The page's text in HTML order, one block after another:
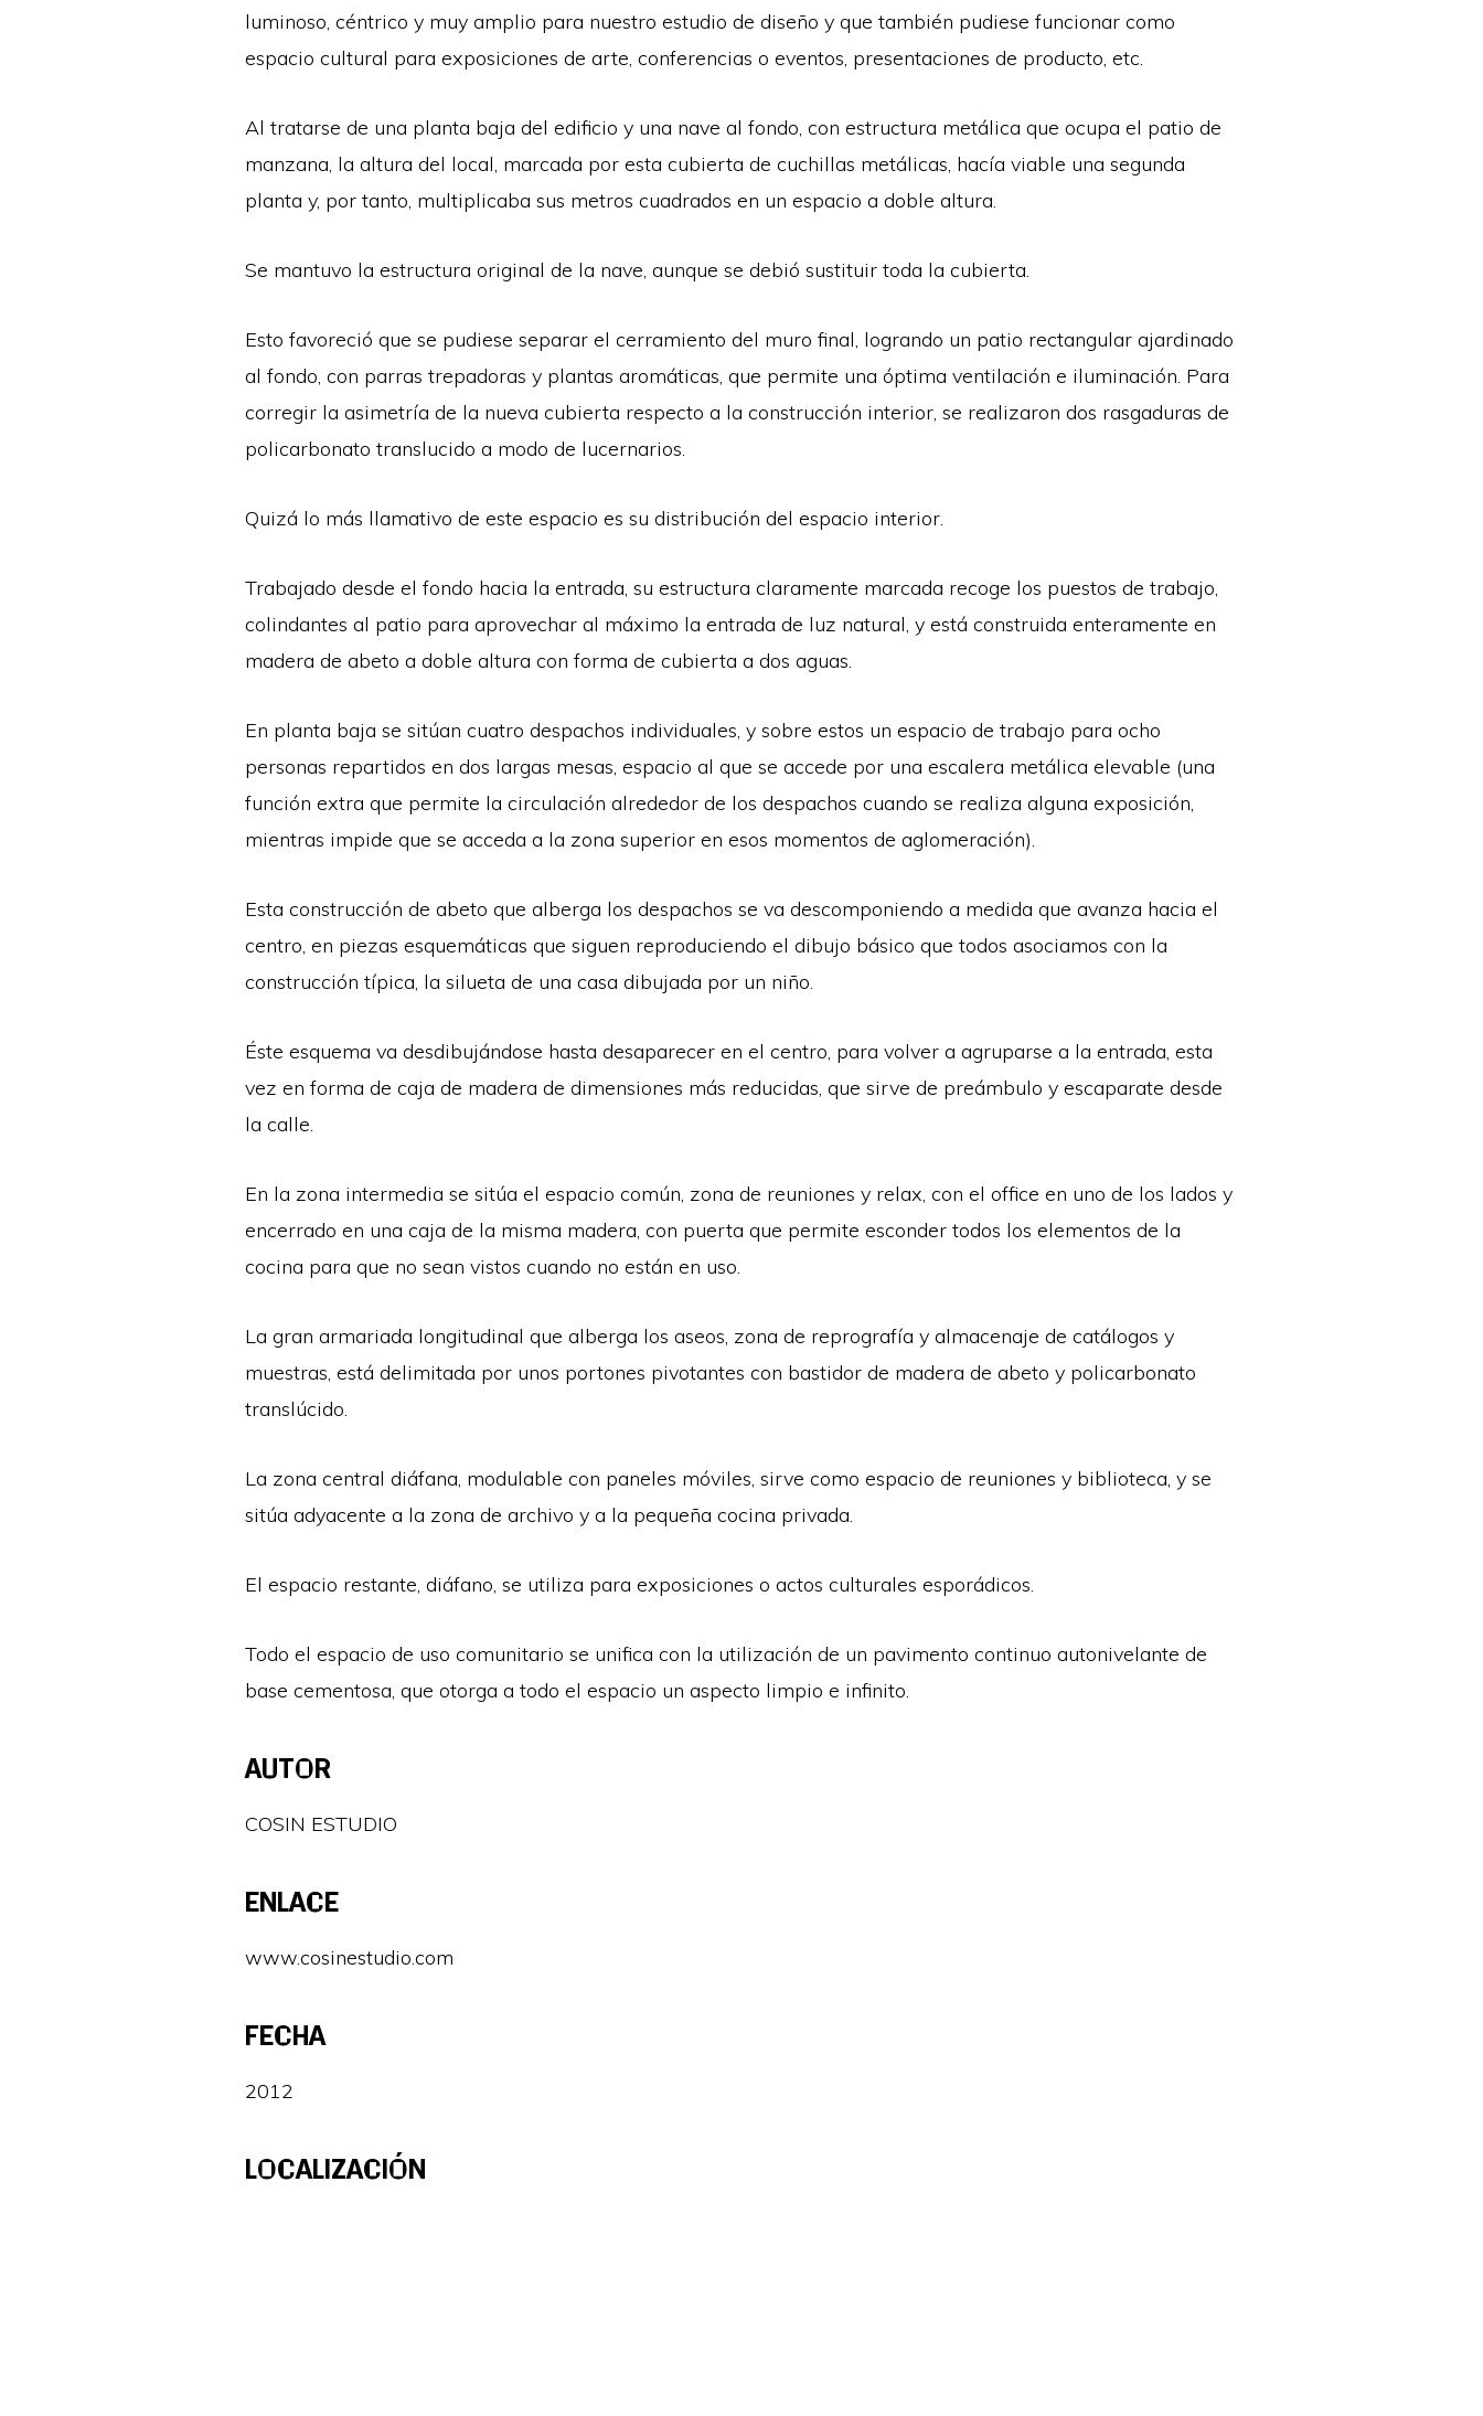
luminoso, céntrico y muy amplio para nuestro estudio de diseño y que también pudiese funcionar como
espacio cultural para exposiciones de arte, conferencias o eventos, presentaciones de producto, etc.
Al tratarse de una planta baja del edificio y una nave al fondo, con estructura metálica que ocupa el patio de
manzana, la altura del local, marcada por esta cubierta de cuchillas metálicas, hacía viable una segunda
planta y, por tanto, multiplicaba sus metros cuadrados en un espacio a doble altura.
Se mantuvo la estructura original de la nave, aunque se debió sustituir toda la cubierta.
Esto favoreció que se pudiese separar el cerramiento del muro final, logrando un patio rectangular ajardinado
al fondo, con parras trepadoras y plantas aromáticas, que permite una óptima ventilación e iluminación. Para
corregir la asimetría de la nueva cubierta respecto a la construcción interior, se realizaron dos rasgaduras de
policarbonato translucido a modo de lucernarios.
Quizá lo más llamativo de este espacio es su distribución del espacio interior.
Trabajado desde el fondo hacia la entrada, su estructura claramente marcada recoge los puestos de trabajo,
colindantes al patio para aprovechar al máximo la entrada de luz natural, y está construida enteramente en
madera de abeto a doble altura con forma de cubierta a dos aguas.
En planta baja se sitúan cuatro despachos individuales, y sobre estos un espacio de trabajo para ocho
personas repartidos en dos largas mesas, espacio al que se accede por una escalera metálica elevable (una
función extra que permite la circulación alrededor de los despachos cuando se realiza alguna exposición,
mientras impide que se acceda a la zona superior en esos momentos de aglomeración).
Esta construcción de abeto que alberga los despachos se va descomponiendo a medida que avanza hacia el
centro, en piezas esquemáticas que siguen reproduciendo el dibujo básico que todos asociamos con la
construcción típica, la silueta de una casa dibujada por un niño.
Éste esquema va desdibujándose hasta desaparecer en el centro, para volver a agruparse a la entrada, esta
vez en forma de caja de madera de dimensiones más reducidas, que sirve de preámbulo y escaparate desde
la calle.
En la zona intermedia se sitúa el espacio común, zona de reuniones y relax, con el office en uno de los lados y
encerrado en una caja de la misma madera, con puerta que permite esconder todos los elementos de la
cocina para que no sean vistos cuando no están en uso.
La gran armariada longitudinal que alberga los aseos, zona de reprografía y almacenaje de catálogos y
muestras, está delimitada por unos portones pivotantes con bastidor de madera de abeto y policarbonato
translúcido.
La zona central diáfana, modulable con paneles móviles, sirve como espacio de reuniones y biblioteca, y se
sitúa adyacente a la zona de archivo y a la pequeña cocina privada.
El espacio restante, diáfano, se utiliza para exposiciones o actos culturales esporádicos.
Todo el espacio de uso comunitario se unifica con la utilización de un pavimento continuo autonivelante de
base cementosa, que otorga a todo el espacio un aspecto limpio e infinito.
AUTOR
COSIN ESTUDIO
ENLACE
www.cosinestudio.com
FECHA
2012
LOCALIZACIÓN